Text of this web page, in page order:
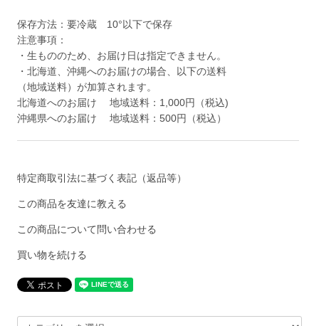
保存方法：要冷蔵 10°以下で保存
注意事項：
・生もののため、お届け日は指定できません。
・北海道、沖縄へのお届けの場合、以下の送料
（地域送料）が加算されます。
北海道へのお届け 地域送料：1,000円（税込)
沖縄県へのお届け 地域送料：500円（税込）
特定商取引法に基づく表記（返品等）
この商品を友達に教える
この商品について問い合わせる
買い物を続ける